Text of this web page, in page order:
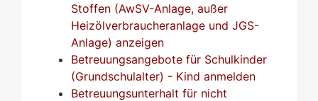
Stoffen (AwSV-Anlage, außer
Heizölverbraucheranlage und JGS-
Anlage) anzeigen
Betreuungsangebote für Schulkinder
(Grundschulalter) - Kind anmelden
Betreuungsunterhalt für nicht